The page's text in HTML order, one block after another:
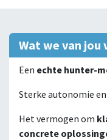
Wat we van jou
Een echte hunter-
Sterke autonomie
Het vermogen om
concrete